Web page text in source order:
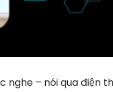
nghe – nói qua điện